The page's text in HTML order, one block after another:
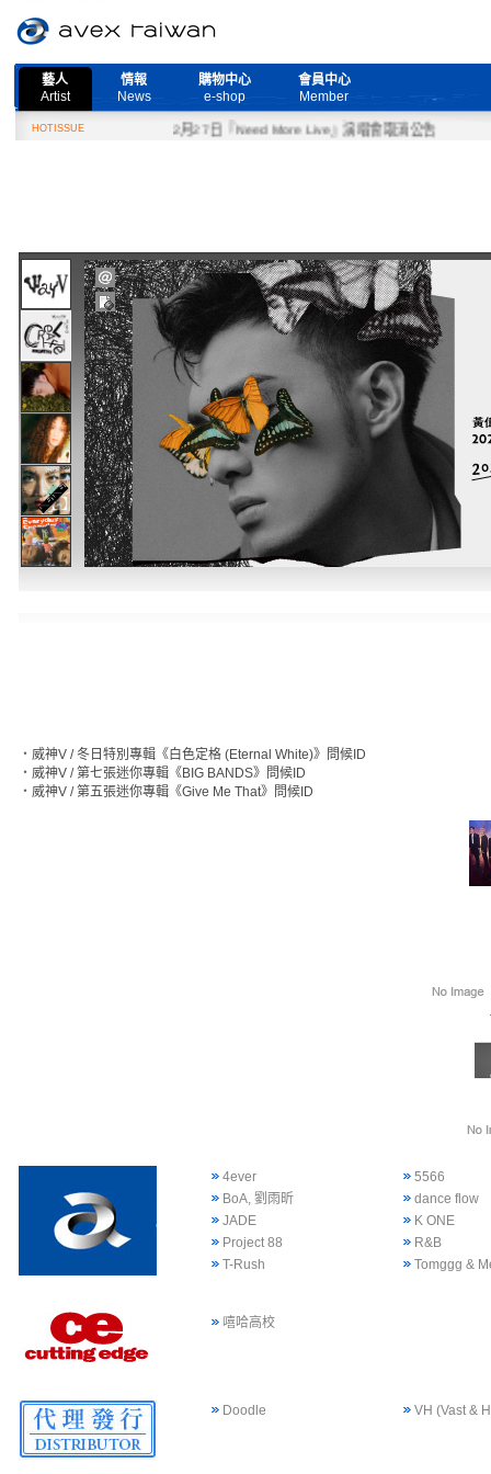
藝人
Artist
情報
News
購物中心
e-shop
會員中心
Member
HOTISSUE 2月27日『Need More Live』演唱會取消公告
‧ 威神V / 冬日特別專輯《白色定格 (Eternal White)》問候ID
‧ 威神V / 第七張迷你專輯《BIG BANDS》問候ID
‧ 威神V / 第五張迷你專輯《Give Me That》問候ID
4ever
5566
BoA, 劉雨昕
dance flow
JADE
K ONE
Project 88
R&B
T-Rush
Tomggg &
嘻哈高校
Doodle VH (Vast &